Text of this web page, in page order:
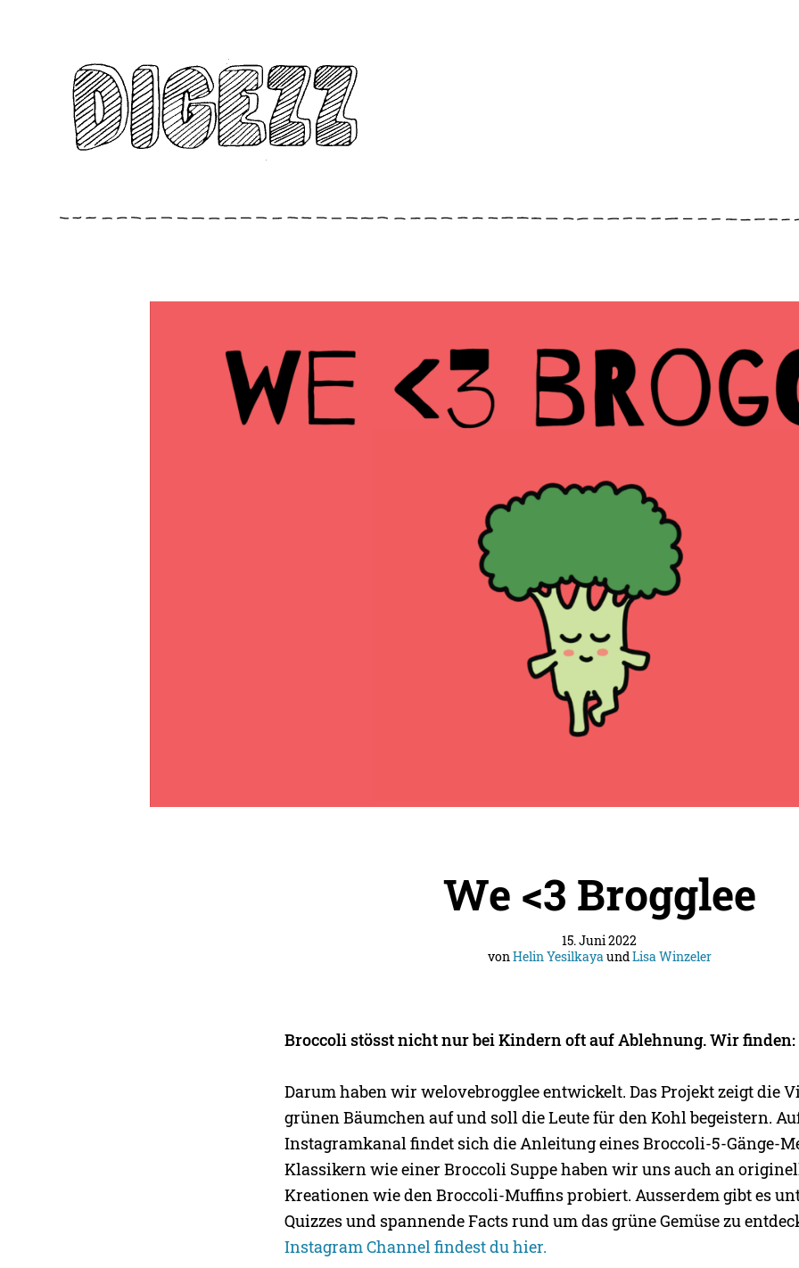
We <3 Brogglee
15. Juni 2022
vonHelin YesilkayaundLisa Winzeler
Broccoli stösst nicht nur bei Kindern oft auf Ablehnung. Wir finden:
Darum haben wir welovebrogglee entwickelt. Das Projekt zeigt die
grünen Bäumchen auf und soll die Leute für den Kohl begeistern.
Instagramkanal findet sich die Anleitung eines Broccoli-5-Gänge-
Klassikern wie einer Broccoli Suppe haben wir uns auch an
Kreationen wie den Broccoli-Muffins probiert. Ausserdem gibt es
Quizzes und spannende Facts rund um das grüne Gemüse zu
Instagram Channel findest du hier.